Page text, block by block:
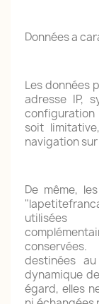
Données a
Les données
adresse IP,
soit
navigation
De même,
utilisées
destinées
dynamique
égard, elles